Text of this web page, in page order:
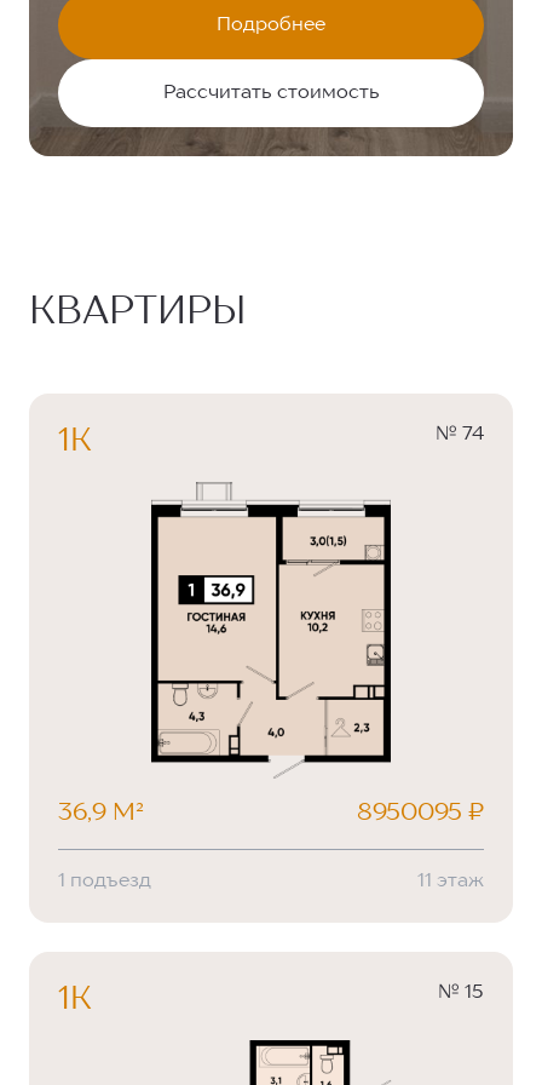
Подробнее
Рассчитать стоимость
КВАРТИРЫ
1К № 74
36,9 М² 8950095 ₽
1 подъезд 11 этаж
1К № 15